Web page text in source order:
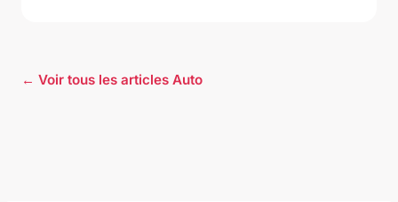
← Voir tous les articles Auto